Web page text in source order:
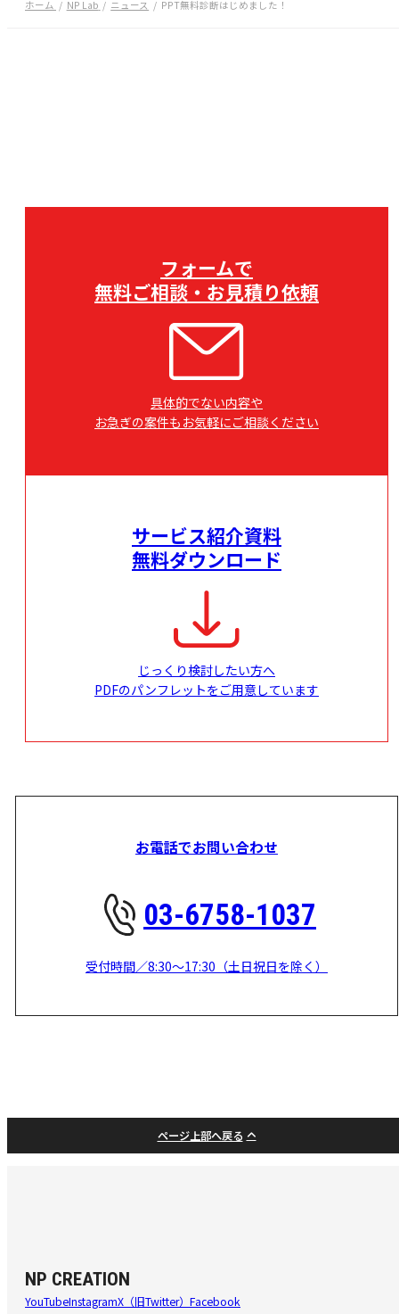
ホーム NP Lab ニュース PPT無料診断はじめました！
フォームで
無料ご相談・お見積り依頼
具体的でない内容や
お急ぎの案件もお気軽にご相談ください
サービス紹介資料
無料ダウンロード
じっくり検討したい方へ
PDFのパンフレットをご用意しています
お電話でお問い合わせ
03-6758-1037
受付時間／8:30～17:30（土日祝日を除く）
ページ上部へ戻る
NP CREATION
YouTubeInstagramX（旧Twitter） Facebook